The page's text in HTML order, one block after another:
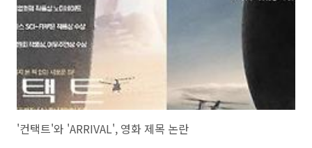
나 농담 등을 서로에게 주고받는 즐거운 날로 자리매김했죠. 출처 - 중..
'컨택트'와 'ARRIVAL', 영화 제목 논란